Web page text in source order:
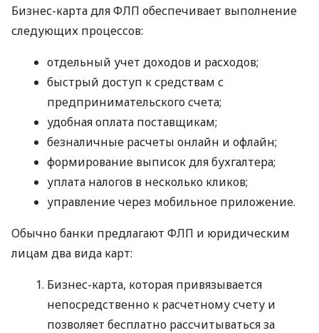
Бизнес-карта для ФЛП обеспечивает выполнение
следующих процессов:
отдельный учет доходов и расходов;
быстрый доступ к средствам с
предпринимательского счета;
удобная оплата поставщикам;
безналичные расчеты онлайн и офлайн;
формирование выписок для бухгалтера;
уплата налогов в несколько кликов;
управление через мобильное приложение.
Обычно банки предлагают ФЛП и юридическим
лицам два вида карт:
Бизнес-карта, которая привязывается
непосредственно к расчетному счету и
позволяет бесплатно рассчитываться за